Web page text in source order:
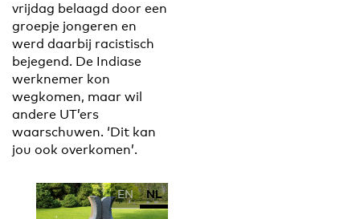
vrijdag belaagd door een
groepje jongeren en
werd daarbij racistisch
bejegend. De Indiase
werknemer kon
wegkomen, maar wil
andere UT’ers
waarschuwen. ‘Dit kan
jou ook overkomen’.
EN NL